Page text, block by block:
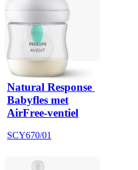
Natural Response
Babyfles met
AirFree-ventiel
SCY670/01